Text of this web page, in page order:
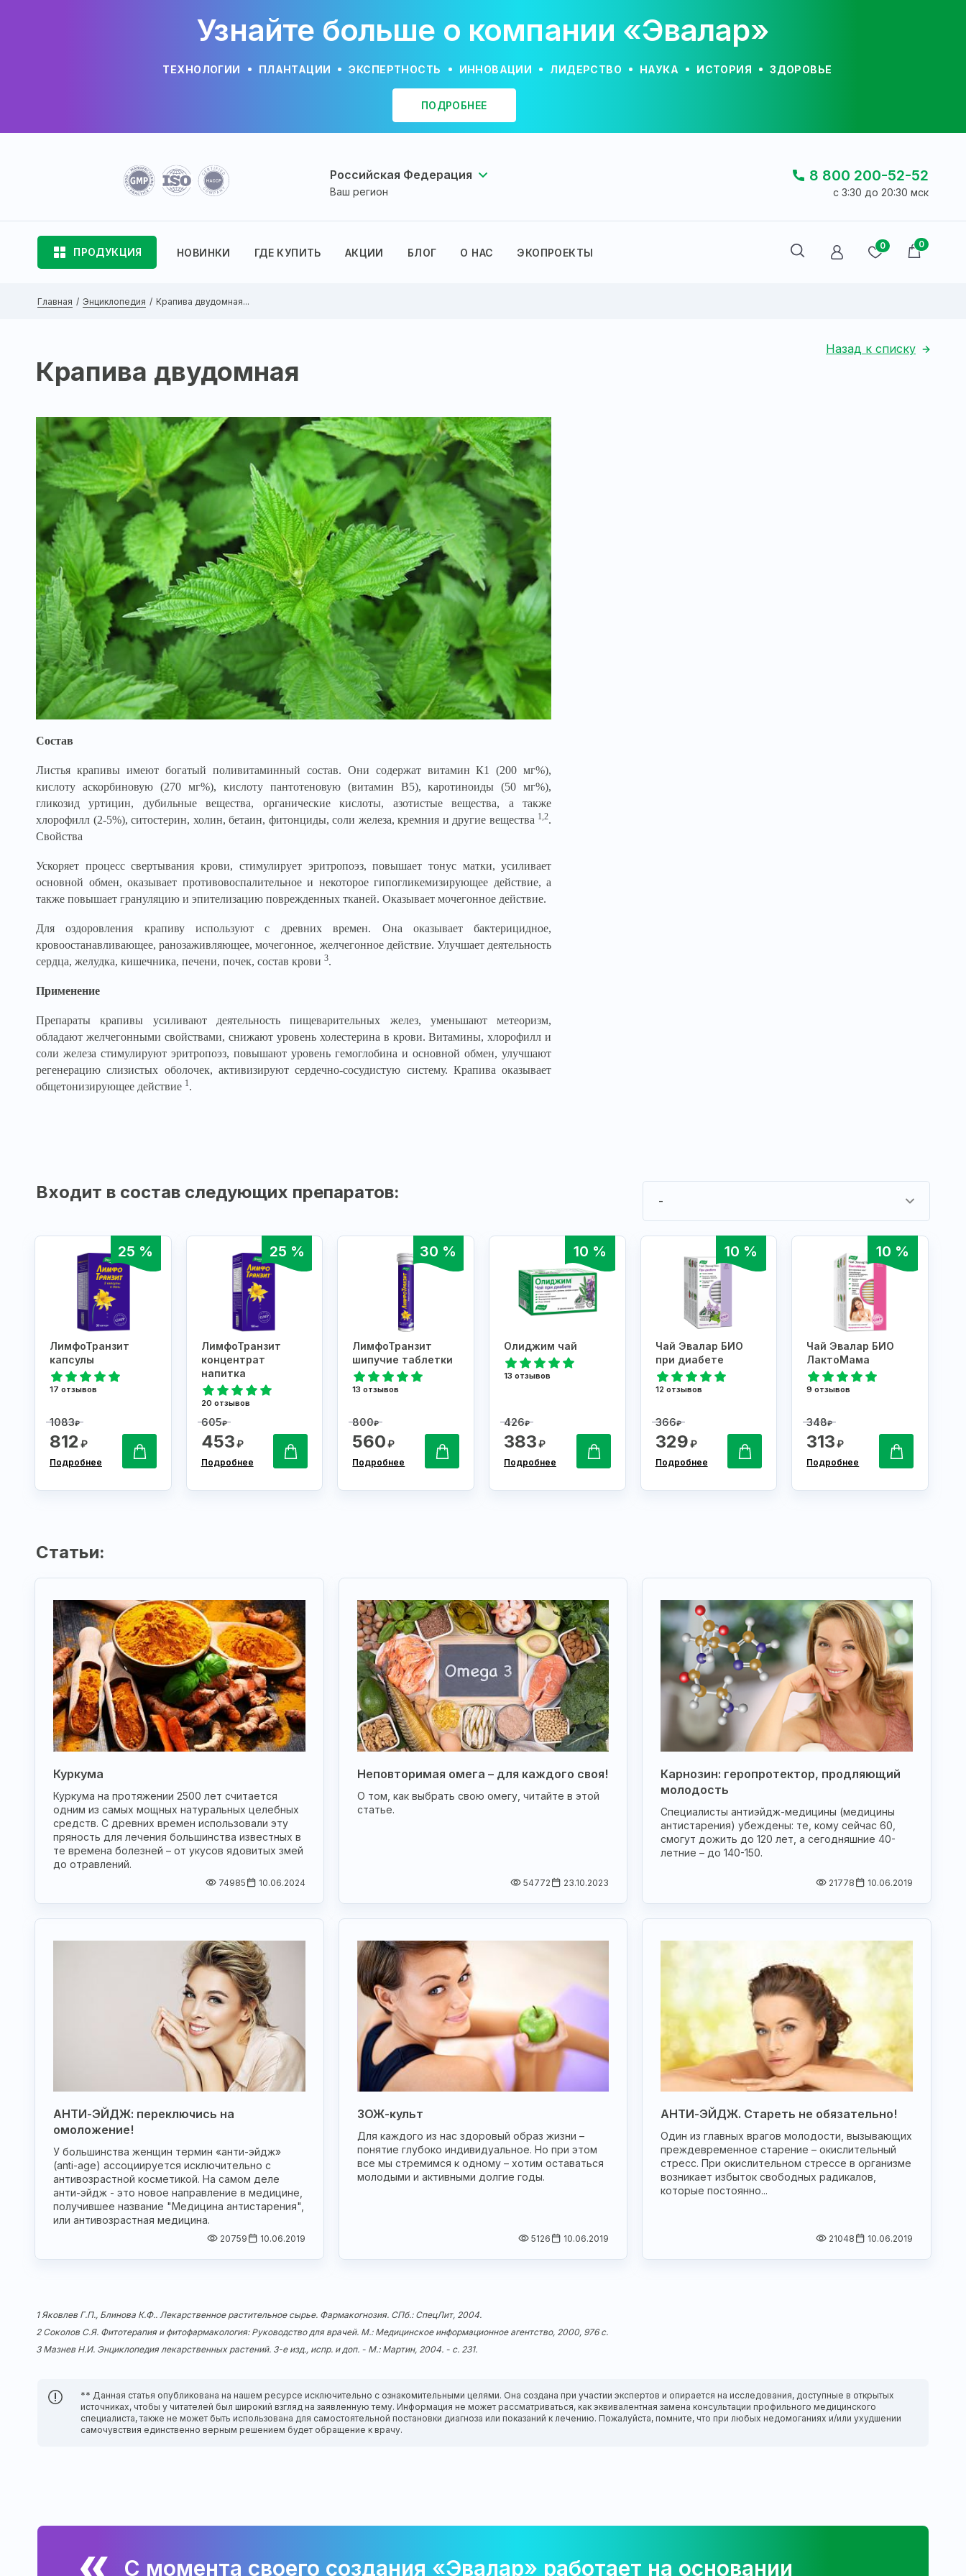
Узнайте больше о компании «Эвалар»
ТЕХНОЛОГИИ ПЛАНТАЦИИ ЭКСПЕРТНОСТЬ ИННОВАЦИИ ЛИДЕРСТВО НАУКА ИСТОРИЯ ЗДОРОВЬЕ
ПОДРОБНЕЕ
Российская Федерация
Ваш регион
8 800 200-52-52
c 3:30 до 20:30 мск
ПРОДУКЦИЯ НОВИНКИ ГДЕ КУПИТЬ АКЦИИ БЛОГ О НАС ЭКОПРОЕКТЫ
0 0
Главная Энциклопедия Крапива двудомная...
Назад к списку
Крапива двудомная
Состав
Листья крапивы имеют богатый поливитаминный состав. Они содержат витамин К1 (200 мг%),
кислоту аскорбиновую (270 мг%), кислоту пантотеновую (витамин В5), каротиноиды (50 мг%),
гликозид уртицин, дубильные вещества, органические кислоты, азотистые вещества, а также
хлорофилл (2-5%), ситостерин, холин, бетаин, фитонциды, соли железа, кремния и другие вещества 1,2.
Свойства
Ускоряет процесс свертывания крови, стимулирует эритропоэз, повышает тонус матки, усиливает
основной обмен, оказывает противовоспалительное и некоторое гипогликемизирующее действие, а
также повышает грануляцию и эпителизацию поврежденных тканей. Оказывает мочегонное действие.
Для оздоровления крапиву используют с древних времен. Она оказывает бактерицидное,
кровоостанавливающее, ранозаживляющее, мочегонное, желчегонное действие. Улучшает деятельность
сердца, желудка, кишечника, печени, почек, состав крови 3.
Применение
Препараты крапивы усиливают деятельность пищеварительных желез, уменьшают метеоризм,
обладают желчегонными свойствами, снижают уровень холестерина в крови. Витамины, хлорофилл и
соли железа стимулируют эритропоэз, повышают уровень гемоглобина и основной обмен, улучшают
регенерацию слизистых оболочек, активизируют сердечно-сосудистую систему. Крапива оказывает
общетонизирующее действие 1.
Входит в состав следующих препаратов: -
25 %
ЛимфоТранзит
капсулы
17 отзывов
1083₽
812 ₽
Подробнее
25 %
ЛимфоТранзит
концентрат
напитка
20 отзывов
605₽
453₽
Подробнее
30 %
ЛимфоТранзит
шипучие таблетки
13 отзывов
800₽
560₽
Подробнее
10 %
Олиджим чай
13 отзывов
426₽
383₽
Подробнее
10 %
Чай Эвалар БИО
при диабете
12 отзывов
366₽
329₽
Подробнее
10 %
Чай Эвалар БИО
ЛактоМама
9 отзывов
348₽
313₽
Подробнее
Статьи:
Куркума
Куркума на протяжении 2500 лет считается
одним из самых мощных натуральных целебных
средств. С древних времен использовали эту
пряность для лечения большинства известных в
те времена болезней – от укусов ядовитых змей
до отравлений.
74985 10.06.2024
Неповторимая омега – для каждого своя!
О том, как выбрать свою омегу, читайте в этой
статье.
54772 23.10.2023
Карнозин: геропротектор, продляющий
молодость
Специалисты антиэйдж-медицины (медицины
антистарения) убеждены: те, кому сейчас 60,
смогут дожить до 120 лет, а сегодняшние 40-
летние – до 140-150.
21778 10.06.2019
АНТИ-ЭЙДЖ: переключись на
омоложение!
У большинства женщин термин «анти-эйдж»
(anti-age) ассоциируется исключительно с
антивозрастной косметикой. На самом деле
анти-эйдж - это новое направление в медицине,
получившее название "Медицина антистарения",
или антивозрастная медицина.
20759 10.06.2019
ЗОЖ-культ
Для каждого из нас здоровый образ жизни –
понятие глубоко индивидуальное. Но при этом
все мы стремимся к одному – хотим оставаться
молодыми и активными долгие годы.
5126 10.06.2019
АНТИ-ЭЙДЖ. Стареть не обязательно!
Один из главных врагов молодости, вызывающих
преждевременное старение – окислительный
стресс. При окислительном стрессе в организме
возникает избыток свободных радикалов,
которые постоянно...
21048 10.06.2019
1 Яковлев Г.П., Блинова К.Ф.. Лекарственное растительное сырье. Фармакогнозия. СПб.: СпецЛит, 2004.
2 Соколов С.Я. Фитотерапия и фитофармакология: Руководство для врачей. М.: Медицинское информационное агентство, 2000, 976 с.
3 Мазнев Н.И. Энциклопедия лекарственных растений. 3-е изд., испр. и доп. - М.: Мартин, 2004. - с. 231.
** Данная статья опубликована на нашем ресурсе исключительно с ознакомительными целями. Она создана при участии экспертов и опирается на исследования, доступные в открытых
источниках, чтобы у читателей был широкий взгляд на заявленную тему. Информация не может рассматриваться, как эквивалентная замена консультации профильного медицинского
специалиста, также не может быть использована для самостоятельной постановки диагноза или показаний к лечению. Пожалуйста, помните, что при любых недомоганиях и/или ухудшении
самочувствия единственно верным решением будет обращение к врачу.
С момента своего создания «Эвалар» работает на основании